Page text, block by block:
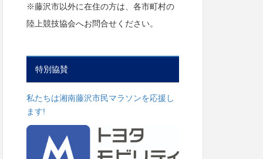
※藤沢市以外に在住の方は、各市町村の
陸上競技協会へお問合せください。
特別協賛
私たちは湘南藤沢市民マラソンを応援し
ます!